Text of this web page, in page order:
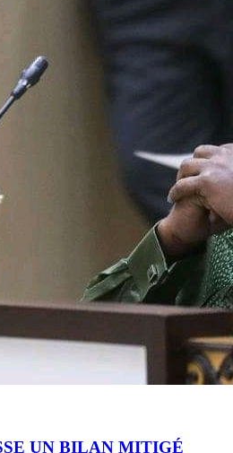
UN BILAN MITIGÉ